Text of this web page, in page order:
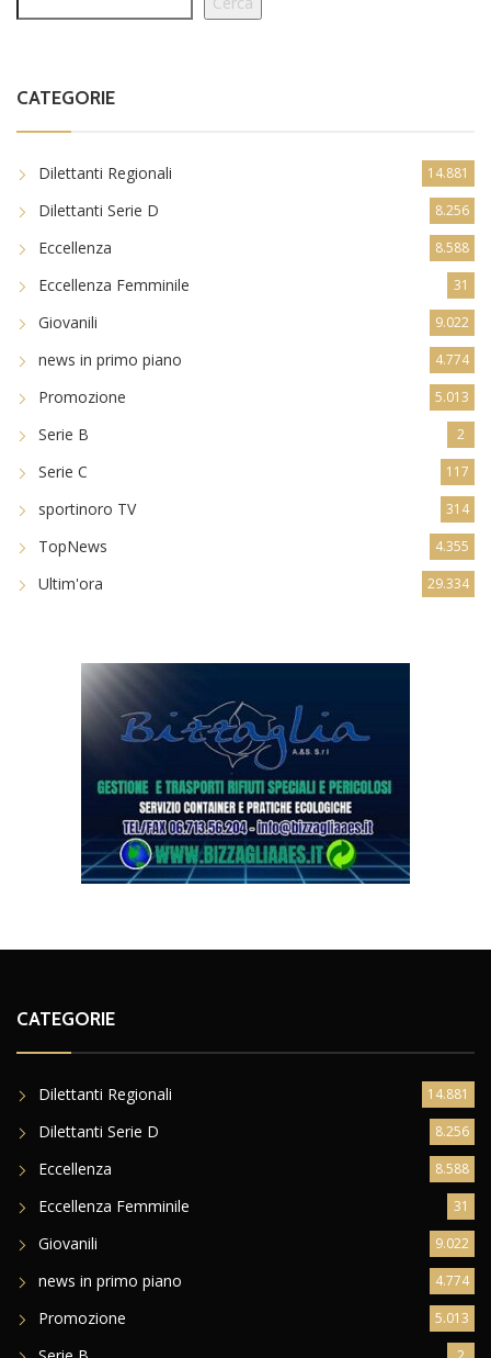
CATEGORIE
Dilettanti Regionali 14.881
Dilettanti Serie D 8.256
Eccellenza 8.588
Eccellenza Femminile 31
Giovanili 9.022
news in primo piano 4.774
Promozione 5.013
Serie B 2
Serie C 117
sportinoro TV 314
TopNews 4.355
Ultim'ora 29.334
CATEGORIE
Dilettanti Regionali 14.881
Dilettanti Serie D 8.256
Eccellenza 8.588
Eccellenza Femminile 31
Giovanili 9.022
news in primo piano 4.774
Promozione 5.013